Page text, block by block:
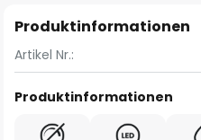
Produktinformationen
Artikel Nr.:
Produktinformationen